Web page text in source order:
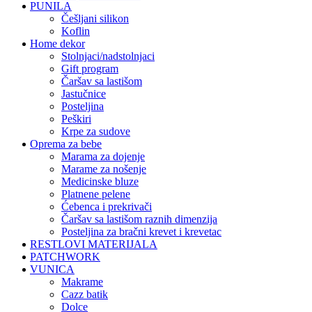
PUNILA
češljani silikon
koflin
Home dekor
stolnjaci/nadstolnjaci
gift program
čaršav sa lastišom
jastučnice
posteljina
peškiri
krpe za sudove
Oprema za bebe
marama za dojenje
marame za nošenje
medicinske bluze
platnene pelene
ćebenca i prekrivači
čaršav sa lastišom raznih dimenzija
posteljina za bračni krevet i krevetac
RESTLOVI MATERIJALA
PATCHWORK
VUNICA
makrame
cazz batik
dolce